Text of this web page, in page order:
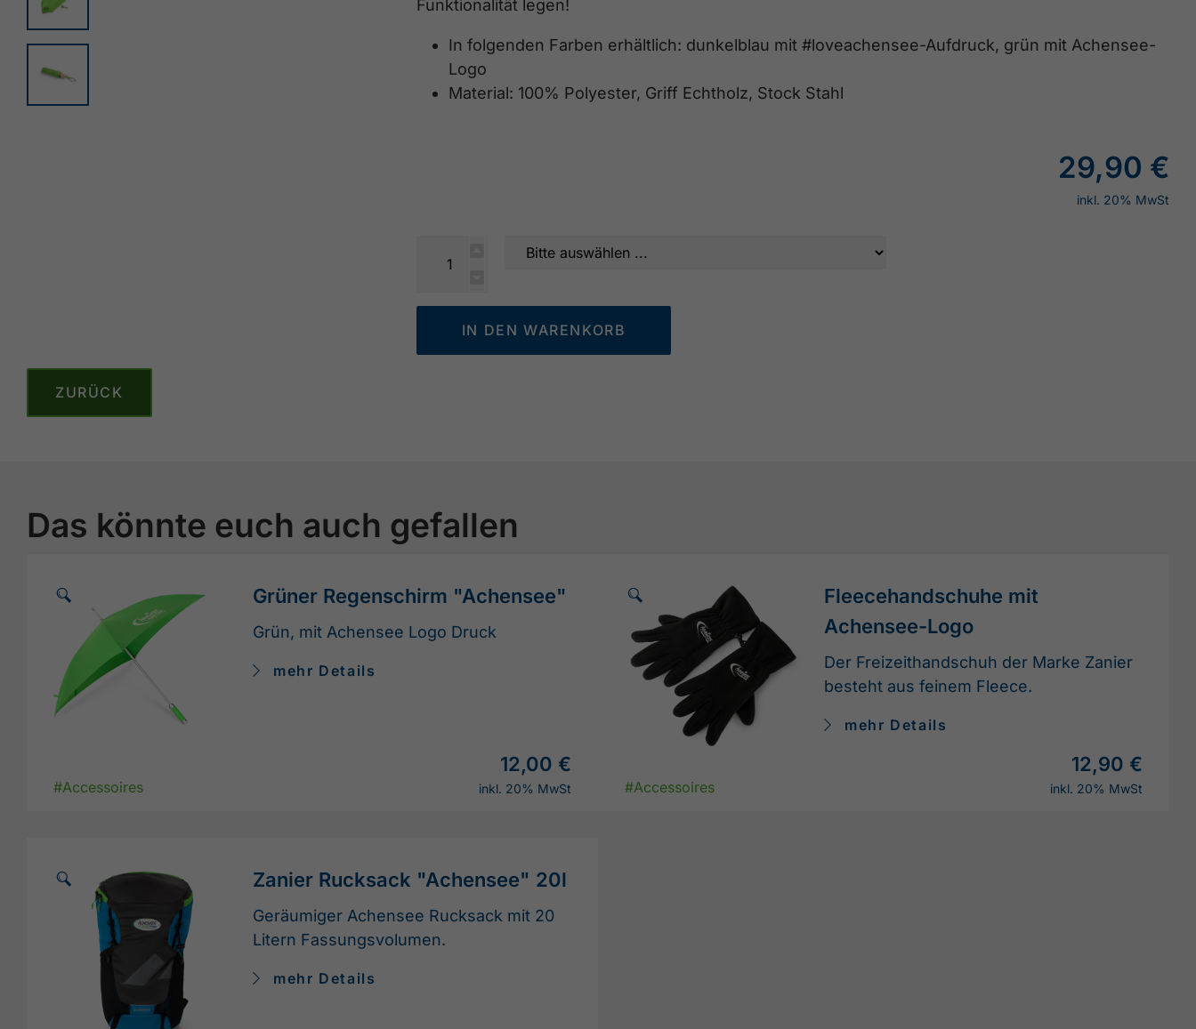
Funktionalität legen!
In folgenden Farben erhältlich: dunkelblau mit #loveachensee-Aufdruck, grün mit Achensee-
Logo
Material: 100% Polyester, Griff Echtholz, Stock Stahl
29,90 €
inkl. 20% MwSt
ZURÜCK
Das könnte euch auch gefallen
🗵 Grüner Regenschirm "Achensee"
Grün, mit Achensee Logo Druck
mehr Details
#Accessoires
12,00 €
inkl. 20% MwSt
🗵
Fleecehandschuhe mit
Achensee-Logo
Der Freizeithandschuh der Marke Zanier
besteht aus feinem Fleece.
mehr Details
#Accessoires
12,90 €
inkl. 20% MwSt
🗵 Zanier Rucksack "Achensee" 20l
Geräumiger Achensee Rucksack mit 20
Litern Fassungsvolumen.
mehr Details